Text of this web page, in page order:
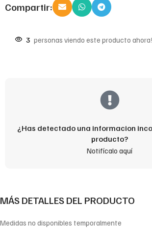
Compartir:
3 personas viendo este producto ahora!
¿Has detectado una informacion
producto?
Notifícalo aquí
MÁS DETALLES DEL PRODUCTO
Medidas no disponibles temporalmente